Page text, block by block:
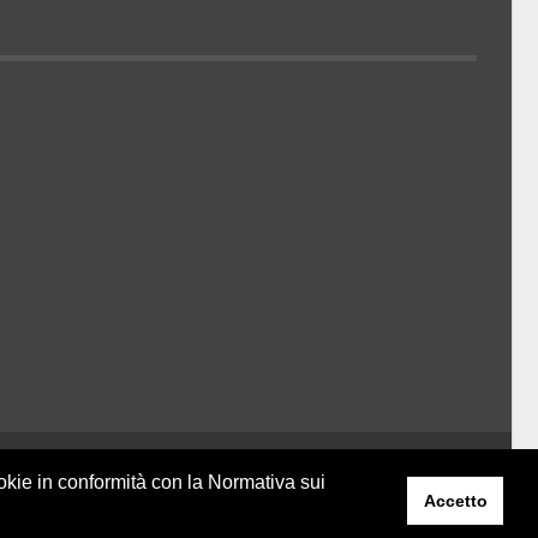
in conformità con la Normativa sui
Accetto